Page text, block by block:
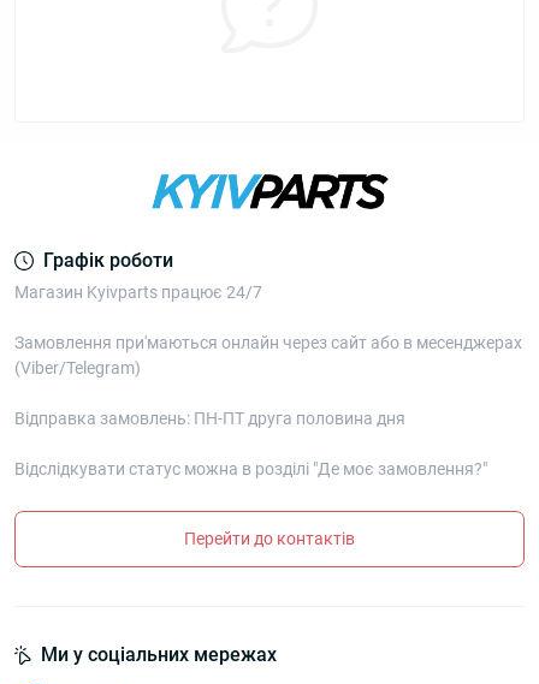
Графік роботи
Магазин Kyivparts працює 24/7
Замовлення при'маються онлайн через сайт або в месенджерах
(Viber/Telegram)
Відправка замовлень: ПН-ПТ друга половина дня
Відслідкувати статус можна в розділі "Де моє замовлення?"
Перейти до контактів
Ми у соціальних мережах